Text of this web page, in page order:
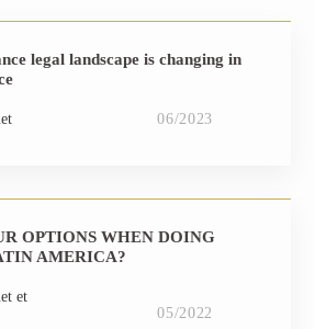
legal landscape is changing in
06/2023
OPTIONS WHEN DOING
AMERICA?
05/2022